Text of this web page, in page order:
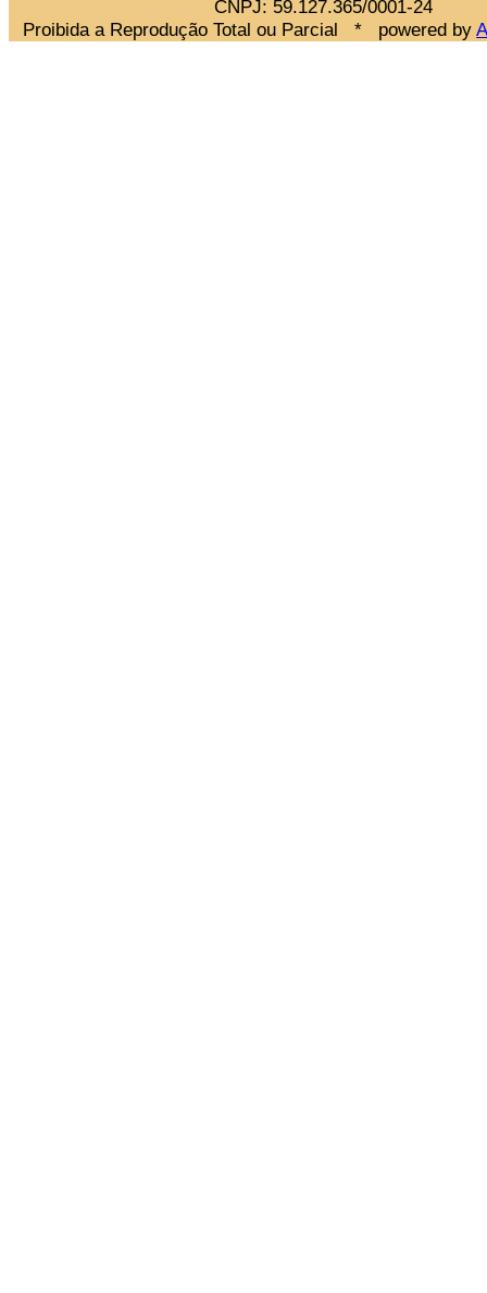
CNPJ: 59.127.365/0001-24
Proibida a Reprodução Total ou Parcial * powered by